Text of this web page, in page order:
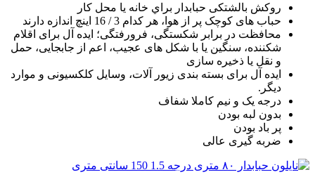
روکش بالشتکی حبابدار براي خانه يا محل کار
حباب های کوچک پر از هوا، هر کدام 3 / 16 اينچ اندازه دارند
محافظت در برابر شکستگی، فرورفتگی؛ ايده آل برای اقلام
شکننده، سنگين يا با شکل های عجيب، اعم از جابجايی، حمل
و نقل يا ذخيره سازی
ایده آل برای بسته بندی زیور آلات، وسایل کلکسیونی و موارد
دیگر.
درجه یک و نیم کاملا شفاف
بدون لبه بودن
پر باد بودن
ضربه گیری عالی